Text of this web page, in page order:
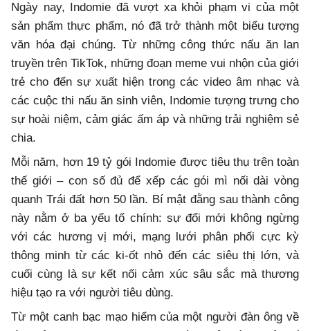
Ngày nay, Indomie đã vượt xa khỏi phạm vi của một
sản phẩm thực phẩm, nó đã trở thành một biểu tượng
văn hóa đại chúng. Từ những công thức nấu ăn lan
truyền trên TikTok, những đoạn meme vui nhộn của giới
trẻ cho đến sự xuất hiện trong các video âm nhạc và
các cuộc thi nấu ăn sinh viên, Indomie tượng trưng cho
sự hoài niệm, cảm giác ấm áp và những trải nghiệm sẻ
chia.
Mỗi năm, hơn 19 tỷ gói Indomie được tiêu thụ trên toàn
thế giới – con số đủ để xếp các gói mì nối dài vòng
quanh Trái đất hơn 50 lần. Bí mật đằng sau thành công
này nằm ở ba yếu tố chính: sự đổi mới không ngừng
với các hương vị mới, mạng lưới phân phối cực kỳ
thông minh từ các ki-ốt nhỏ đến các siêu thị lớn, và
cuối cùng là sự kết nối cảm xúc sâu sắc mà thương
hiệu tạo ra với người tiêu dùng.
Từ một canh bạc mạo hiểm của một người đàn ông về